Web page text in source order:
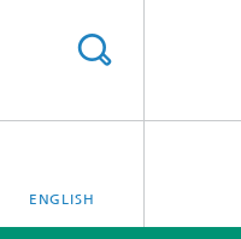
ENGLISH